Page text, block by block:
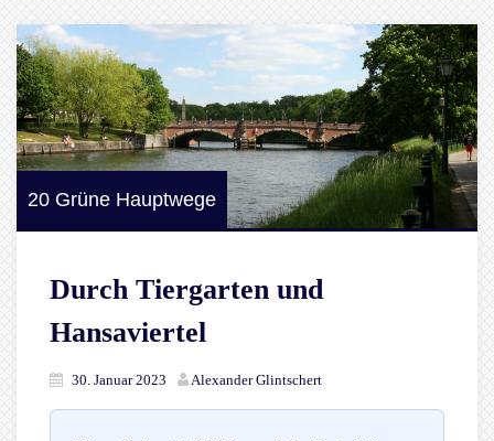
20 Grüne Hauptwege
Durch Tiergarten und
Hansaviertel
30. Januar 2023 Alexander Glintschert